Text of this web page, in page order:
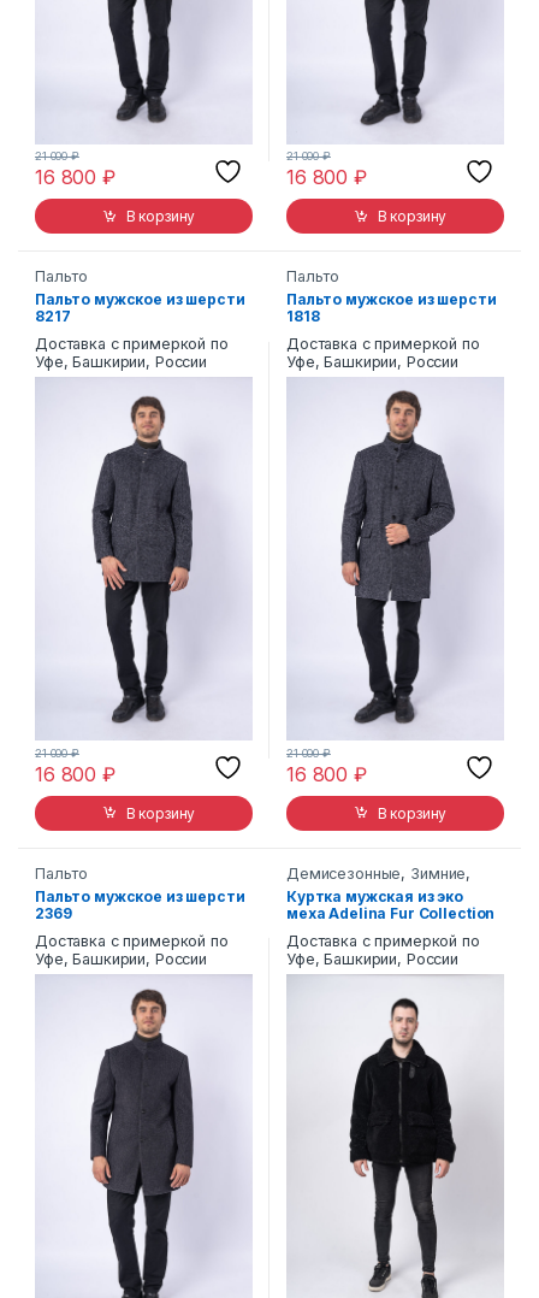
16 800₽
21 000₽
В корзину
16 800₽
21 000₽
В корзину
Пальто
Пальто мужское из шерсти
8217
Доставка с примеркой по
Уфе, Башкирии, России
16 800₽
21 000₽
В корзину
Пальто
Пальто мужское из шерсти
1818
Доставка с примеркой по
Уфе, Башкирии, России
16 800₽
21 000₽
В корзину
Пальто
Пальто мужское из шерсти
2369
Доставка с примеркой по
Уфе, Башкирии, России
Демисезонные, Зимние,
Шубы
Куртка мужская из эко
меха Adelina Fur Collection
Доставка с примеркой по
Уфе, Башкирии, России